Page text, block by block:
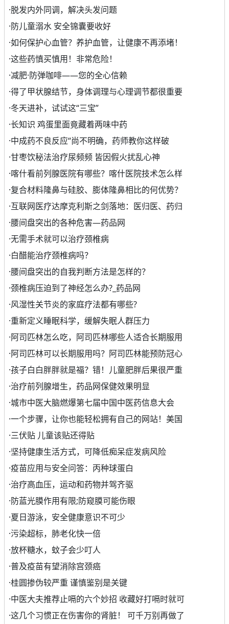
·脱发内外同调，解决头发问题
·防儿童溺水 安全锦囊要收好
·如何保护心血管？养护血管，让健康不再添堵！
·这些药慎买慎用！非常危险！
·减肥·防弹咖啡——您的全心信赖
·得了甲状腺结节，身体调理与心理调节都很重要
·冬天进补，试试这“三宝”
·长知识 鸡蛋里面竟藏着两味中药
·中成药不良反应“尚不明确，药师教你这样破
·甘枣饮秘法治疗尿频频 皆因假火扰乱心神
·喀什看前列腺医院有哪些？喀什医院技术怎么样
·复合材料隆鼻与硅胶、膨体隆鼻相比的何优势？
·互联网医疗达摩克利斯之剑落地：医归医、药归
·腰间盘突出的各种危害—药品网
·无需手术就可以治疗颈椎病
·白醋能治疗颈椎病吗？
·腰间盘突出的自我判断方法是怎样的？
·颈椎病压迫到了神经怎么办?_药品网
·风湿性关节炎的家庭疗法都有哪些?
·重新定义睡眠科学，缓解失眠人群压力
·阿司匹林怎么吃，阿司匹林哪些人适合长期服用
·阿司匹林可以长期服用吗？阿司匹林能预防冠心
·孩子白白胖胖就是福？错！儿童肥胖后果很严重
·治疗前列腺增生，药品网保健效果明显
·城市中医大脑燃爆第七届中国中医药信息大会
·一个步骤，让你也能轻松拥有自己的网站！美国
·三伏贴 儿童该贴还得贴
·坚持健康生活方式，可降低痴呆症发病风险
·疫苗应用与安全问答：丙种球蛋白
·治疗高血压，运动和药物并驾齐驱
·防蓝光膜作用有限;防窥膜可能伤眼
·夏日游泳，安全健康意识不可少
·污染超标，肺老化快一倍
·放杯糖水，蚊子会少叮人
·普及疫苗有望消除宫颈癌
·桂圆掺伪较严重 谨慎鉴别是关键
·中医大夫推荐止嗝的六个妙招 收藏好打嗝时就可
·这几个习惯正在伤害你的肾脏！ 可千万别再做了